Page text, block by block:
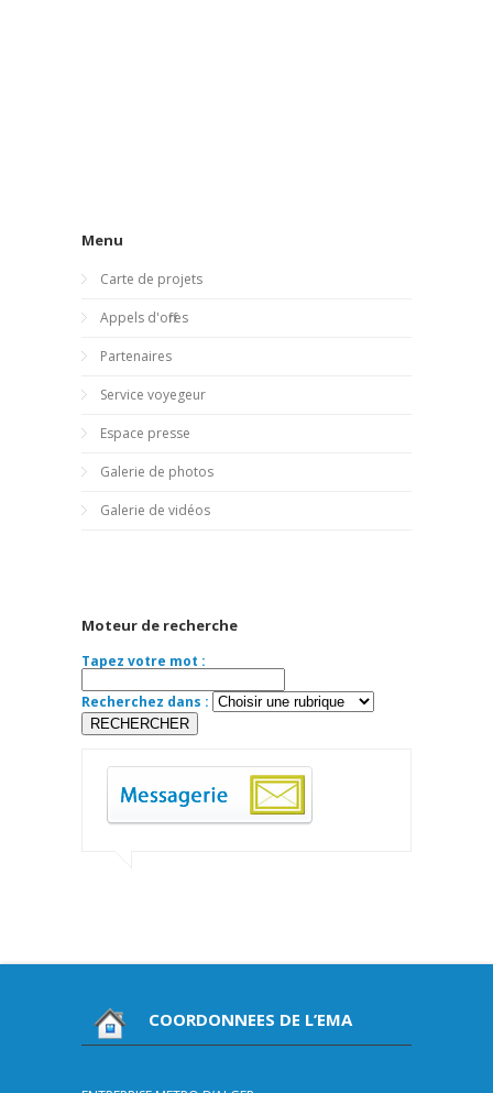
Menu
Carte de projets
Appels d'offres
Partenaires
Service voyegeur
Espace presse
Galerie de photos
Galerie de vidéos
Moteur de recherche
Tapez votre mot :
Recherchez dans :
COORDONNEES DE L’EMA